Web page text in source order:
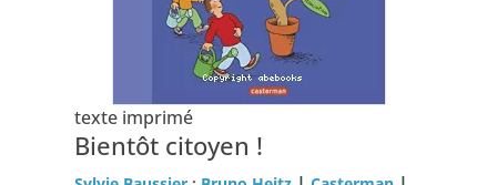
texte imprimé
Bientôt citoyen !